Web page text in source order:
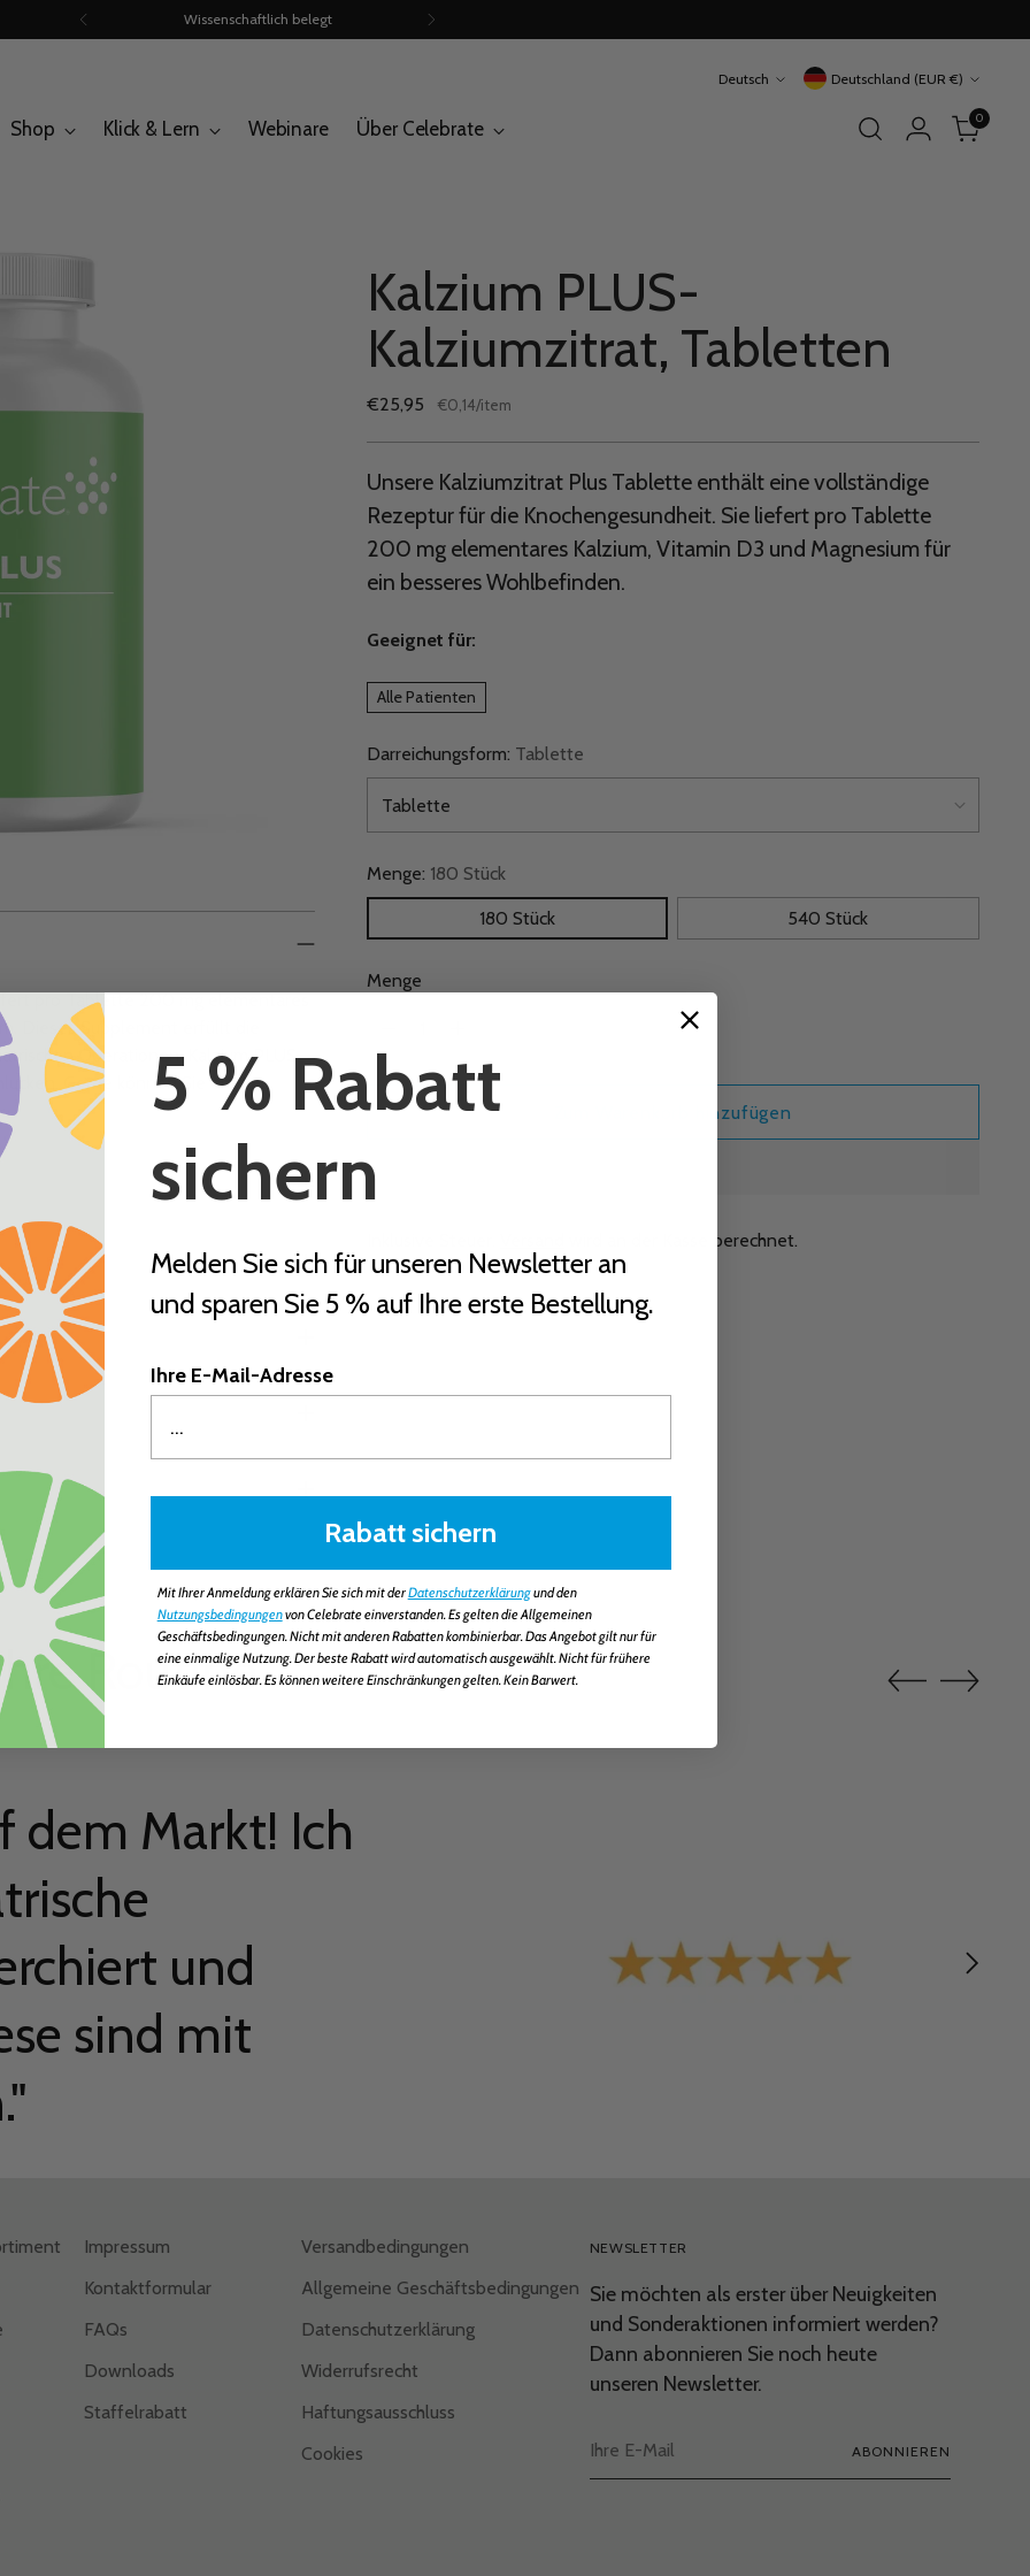
Wissenschaftlich belegt
Sprache
Deutsch Währung Deutschland (EUR €)
Shop Klick & Lern Webinare Über Celebrate 0
pro Tablette 200 mg elementares
Dieses Supplement erfüllt die
Operationen. Kalzium PLUS
Gerne können Sie die
Kalzium PLUS-
Kalziumzitrat, Tabletten
Regulärer
€25,95Stückpreis
€0,14/per
item
Unsere Kalziumzitrat Plus Tablette enthält eine vollständige
Rezeptur für die Knochengesundheit. Sie liefert pro Tablette
200 mg elementares Kalzium, Vitamin D3 und Magnesium für
ein besseres Wohlbefinden.
Geeignet für:
Alle Patienten
Darreichungsform: Tablette
Menge: 180 Stück
180 Stück 540 Stück
Menge
Zum Warenkorb hinzufügen
wird an der Kasse berechnet.
Produkt
Routine
dem Markt! Ich
und
sind mit
Impressum
Kontaktformular
FAQs
Downloads
Staffelrabatt
Versandbedingungen
Allgemeine Geschäftsbedingungen
Datenschutzerklärung
Widerrufsrecht
Haftungsausschluss
Cookies
NEWSLETTER
Sie möchten als erster über Neuigkeiten
und Sonderaktionen informiert werden?
Dann abonnieren Sie noch heute
unseren Newsletter.
E-
ABONNIEREN
5 % Rabatt
sichern
Melden Sie sich für unseren Newsletter an
und sparen Sie 5 % auf Ihre erste Bestellung.
Ihre E-Mail-Adresse
Rabatt sichern
Mit Ihrer Anmeldung erklären Sie sich mit derDatenschutzerklärungund den
Nutzungsbedingungenvon Celebrate einverstanden. Es gelten die Allgemeinen
Geschäftsbedingungen. Nicht mit anderen Rabatten kombinierbar. Das Angebot gilt nur für
eine einmalige Nutzung. Der beste Rabatt wird automatisch ausgewählt. Nicht für frühere
Einkäufe einlösbar. Es können weitere Einschränkungen gelten. Kein Barwert.